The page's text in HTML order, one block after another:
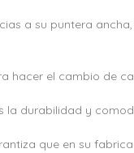
a su puntera
hacer el cambio de
la durabilidad y
que en su